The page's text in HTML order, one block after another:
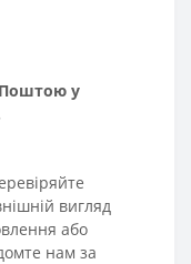
Поштою у
вигляд
або
нам за